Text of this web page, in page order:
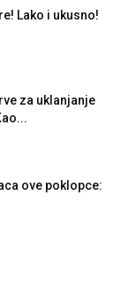
Lako i ukusno!
za uklanjanje
ove poklopce: